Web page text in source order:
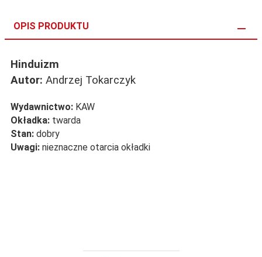
OPIS PRODUKTU
Hinduizm
Autor: Andrzej Tokarczyk
Wydawnictwo: KAW
Okładka: twarda
Stan: dobry
Uwagi: nieznaczne otarcia okładki